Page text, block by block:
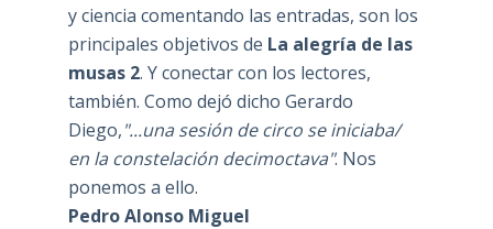
y ciencia comentando las entradas, son los
principales objetivos de La alegría de las
musas 2. Y conectar con los lectores,
también. Como dejó dicho Gerardo
Diego,"...una sesión de circo se iniciaba/
en la constelación decimoctava". Nos
ponemos a ello.
Pedro Alonso Miguel